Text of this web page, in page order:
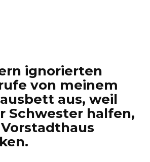
ignorierten
von meinem
aus, weil
Schwester halfen,